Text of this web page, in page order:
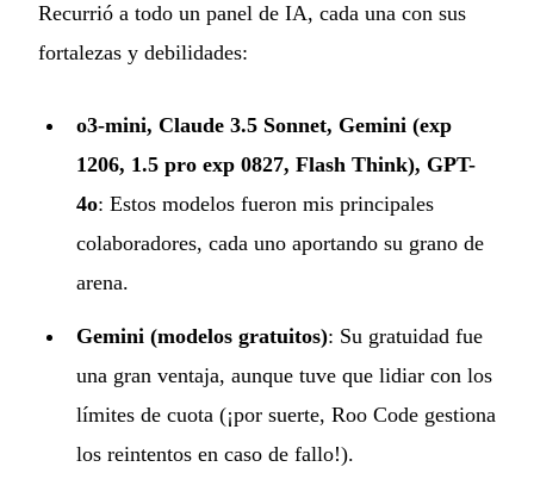
Recurrió a todo un panel de IA, cada una con sus
fortalezas y debilidades:
o3-mini, Claude 3.5 Sonnet, Gemini (exp
1206, 1.5 pro exp 0827, Flash Think), GPT-
4o: Estos modelos fueron mis principales
colaboradores, cada uno aportando su grano de
arena.
Gemini (modelos gratuitos): Su gratuidad fue
una gran ventaja, aunque tuve que lidiar con los
límites de cuota (¡por suerte, Roo Code gestiona
los reintentos en caso de fallo!).